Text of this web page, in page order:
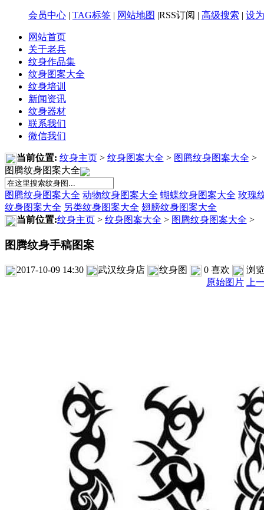
会员中心 | TAG标签 | 网站地图 |RSS订阅 | 高级搜索 | 设
网站首页
关于老兵
纹身作品集
纹身图案大全
纹身培训
新闻资讯
纹身器材
联系我们
微信我们
当前位置: 纹身主页 > 纹身图案大全 > 图腾纹身图案大全 >
图腾纹身图案大全
图腾纹身图案大全 动物纹身图案大全 蝴蝶纹身图案大全 玫瑰
纹身图案大全 另类纹身图案大全 翅膀纹身图案大全
当前位置:纹身主页 > 纹身图案大全 > 图腾纹身图案大全 >
图腾纹身手稿图案
2017-10-09 14:30 武汉纹身店 纹身图 0 喜欢
浏
原始图片 上